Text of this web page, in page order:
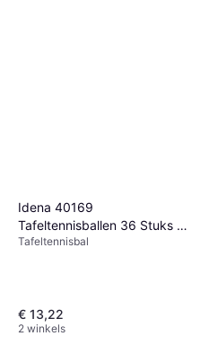
Idena 40169
Tafeltennisballen 36 Stuks 4
cm
Tafeltennisbal
€ 13,22
2 winkels